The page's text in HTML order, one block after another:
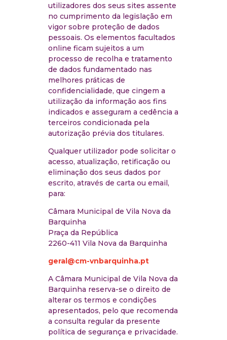
utilizadores dos seus sites assente
no cumprimento da legislação em
vigor sobre proteção de dados
pessoais. Os elementos facultados
on­line ficam sujeitos a um
processo de recolha e tratamento
de dados fundamentado nas
melhores práticas de
confidencialidade, que cingem a
utilização da informação aos fins
indicados e asseguram a cedência a
terceiros condicionada pela
autorização prévia dos titulares.
Qualquer utilizador pode solicitar o
acesso, atualização, retificação ou
eliminação dos seus dados por
escrito, através de carta ou email,
para:
Câmara Municipal de Vila Nova da
Barquinha
Praça da República
2260-411 Vila Nova da Barquinha
geral@​cm-vnbarquinha.pt
A Câmara Municipal de Vila Nova da
Barquinha reserva-se o direito de
alterar os termos e condições
apresentados, pelo que recomenda
a consulta regular da presente
política de segurança e privacidade.